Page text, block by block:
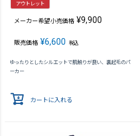
アウトレット
メーカー希望小売価格 ¥9,900
販売価格 ¥6,600 税込
ゆったりとしたシルエットで肌触りが良い、裏起毛のパ
ーカー
カートに入れる